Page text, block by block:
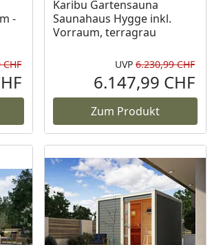
-
Rabatt in Prozent
Ursprünglicher Preis
Aktueller Preis
Karibu Gartensauna
Saunahaus Hygge inkl.
Vorraum, terragrau
UVP 6.230,99 CHF
6.147,99 CHF
Zum Produkt